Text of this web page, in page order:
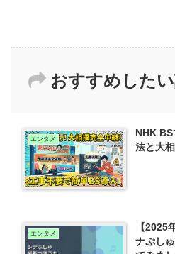
おすすめした
エンタメ
NHK
法と大
エンタメ
【2025
ナぷし